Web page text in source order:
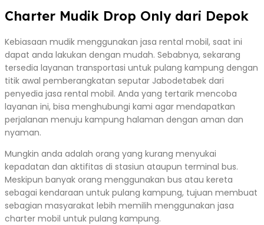
Charter Mudik Drop Only dari Depok
Kebiasaan mudik menggunakan jasa rental mobil, saat ini
dapat anda lakukan dengan mudah. Sebabnya, sekarang
tersedia layanan transportasi untuk pulang kampung dengan
titik awal pemberangkatan seputar Jabodetabek dari
penyedia jasa rental mobil. Anda yang tertarik mencoba
layanan ini, bisa menghubungi kami agar mendapatkan
perjalanan menuju kampung halaman dengan aman dan
nyaman.
Mungkin anda adalah orang yang kurang menyukai
kepadatan dan aktifitas di stasiun ataupun terminal bus.
Meskipun banyak orang menggunakan bus atau kereta
sebagai kendaraan untuk pulang kampung, tujuan membuat
sebagian masyarakat lebih memilih menggunakan jasa
charter mobil untuk pulang kampung.